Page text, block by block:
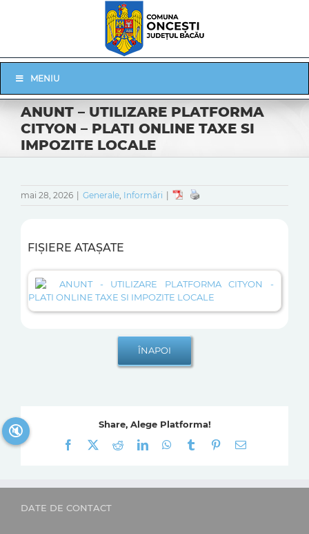
Navigation
MENIU
ANUNT – UTILIZARE PLATFORMA
CITYON – PLATI ONLINE TAXE SI
IMPOZITE LOCALE
mai 28, 2026 Generale, Informări
FIȘIERE ATAȘATE
ANUNT - UTILIZARE PLATFORMA CITYON -
PLATI ONLINE TAXE SI IMPOZITE LOCALE
Share, Alege Platforma!
Facebook
RedditLinkedInWhatsApp
Tumblr Pinterest
E-
DATE DE CONTACT
🔇